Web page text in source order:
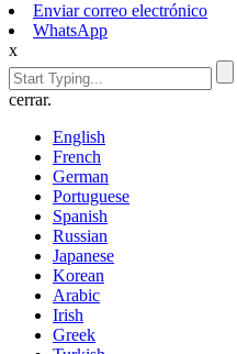
Enviar correo electrónico
WhatsApp
x
cerrar.
English
French
German
Portuguese
Spanish
Russian
Japanese
Korean
Arabic
Irish
Greek